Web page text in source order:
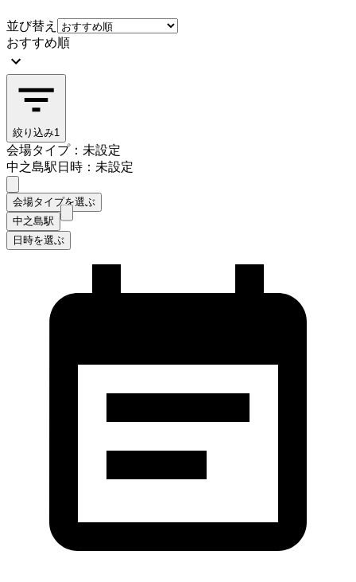
並び替え
おすすめ順
絞り込み1
会場タイプ：未設定
中之島駅日時：未設定
会場タイプを選ぶ
中之島駅
日時を選ぶ